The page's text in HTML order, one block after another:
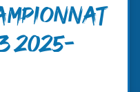
2025-